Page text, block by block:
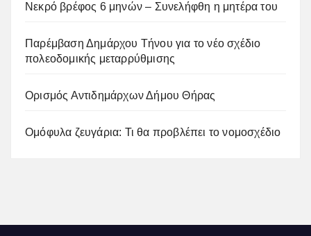
Νεκρό βρέφος 6 μηνών – Συνελήφθη η μητέρα του
Παρέμβαση Δημάρχου Τήνου για το νέο σχέδιο
πολεοδομικής μεταρρύθμισης
Ορισμός Αντιδημάρχων Δήμου Θήρας
Ομόφυλα ζευγάρια: Τι θα προβλέπει το νομοσχέδιο